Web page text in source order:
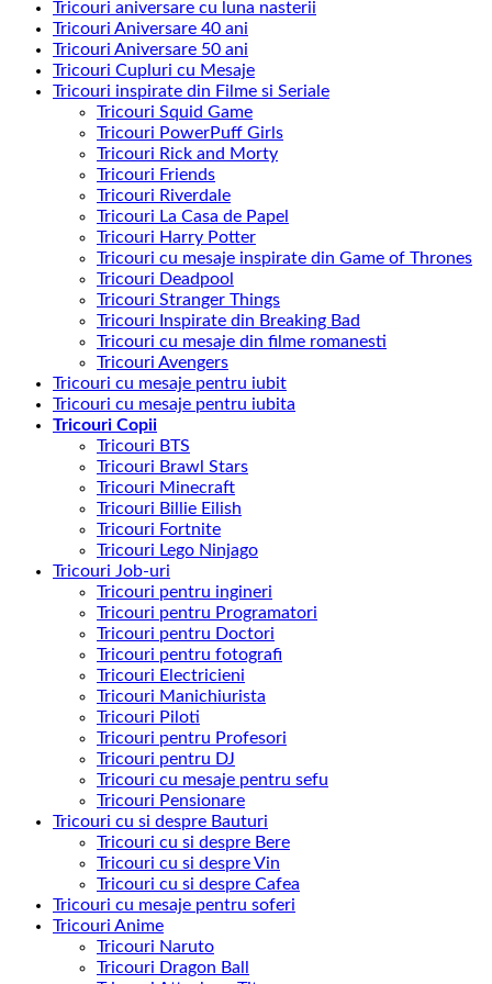
Tricouri aniversare cu luna nasterii
Tricouri Aniversare 40 ani
Tricouri Aniversare 50 ani
Tricouri Cupluri cu Mesaje
Tricouri inspirate din Filme si Seriale
Tricouri Squid Game
Tricouri PowerPuff Girls
Tricouri Rick and Morty
Tricouri Friends
Tricouri Riverdale
Tricouri La Casa de Papel
Tricouri Harry Potter
Tricouri cu mesaje inspirate din Game of Thrones
Tricouri Deadpool
Tricouri Stranger Things
Tricouri Inspirate din Breaking Bad
Tricouri cu mesaje din filme romanesti
Tricouri Avengers
Tricouri cu mesaje pentru iubit
Tricouri cu mesaje pentru iubita
Tricouri Copii
Tricouri BTS
Tricouri Brawl Stars
Tricouri Minecraft
Tricouri Billie Eilish
Tricouri Fortnite
Tricouri Lego Ninjago
Tricouri Job-uri
Tricouri pentru ingineri
Tricouri pentru Programatori
Tricouri pentru Doctori
Tricouri pentru fotografi
Tricouri Electricieni
Tricouri Manichiurista
Tricouri Piloti
Tricouri pentru Profesori
Tricouri pentru DJ
Tricouri cu mesaje pentru sefu
Tricouri Pensionare
Tricouri cu si despre Bauturi
Tricouri cu si despre Bere
Tricouri cu si despre Vin
Tricouri cu si despre Cafea
Tricouri cu mesaje pentru soferi
Tricouri Anime
Tricouri Naruto
Tricouri Dragon Ball